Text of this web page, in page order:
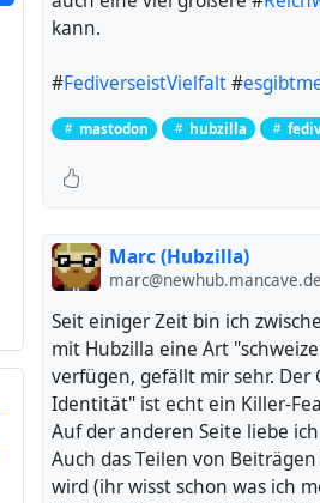
kann.
#FediverseistVielfalt#
mastodon hubzilla
Marc (Hubzilla)
marc@newhub.mancave.de
Seit einiger Zeit bin ich
mit Hubzilla eine Art
verfügen, gefällt mir sehr. Der
Identität" ist echt ein Killer-
Auf der anderen Seite liebe
Auch das Teilen von
wird (ihr wisst schon was ich